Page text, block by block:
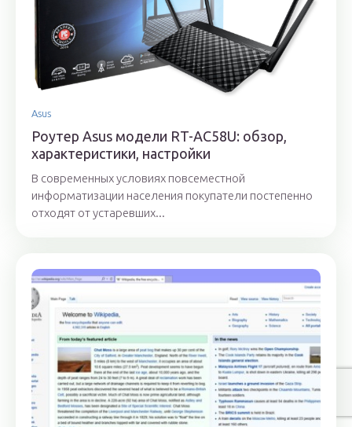
Asus
Роутер Asus модели RT-AC58U: обзор,
характеристики, настройки
В современных условиях повсеместной
информатизации населения покупатели постепенно
отходят от устаревших...